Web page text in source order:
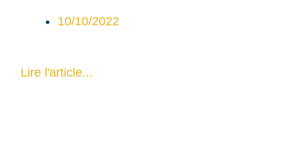
10/10/2022
Lire l'article...